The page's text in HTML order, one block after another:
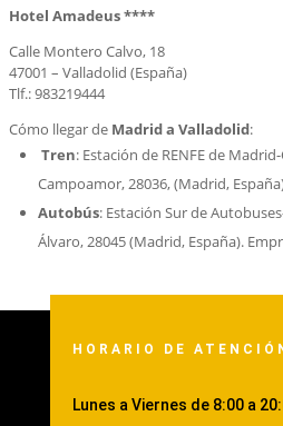
Hotel Amadeus ****
Calle Montero Calvo, 18
47001 – Valladolid (España)
Tlf.: 983219444
Cómo llegar de Madrid a Valladolid:
Tren: Estación de RENFE de
Campoamor, 28036, (Madrid,
Autobús: Estación Sur de
Álvaro, 28045 (Madrid, España).
HORARIO DE
Lunes a Viernes de 8:00 a